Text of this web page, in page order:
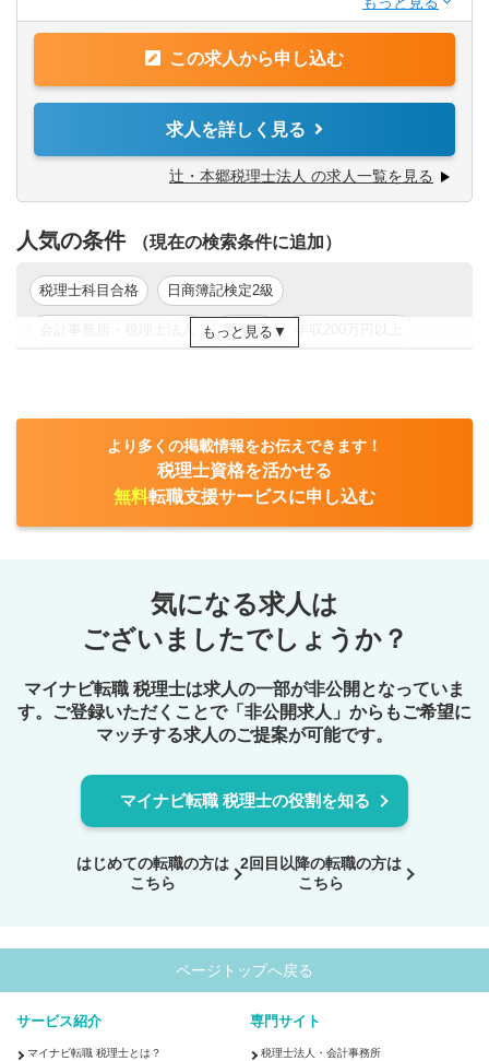
⑤公認会計士
※税務業務未経験会計士の方も歓迎いたします！！
【求める人物像】
■税務・会計にとどまらず、総合的な観点から経営コンサル
ティングに携りたい方
■経験・能力をフルに発揮できる環境で働きたい方
【法人全体の特色】
■業界トップレベルの規模でお客様に対してサービス提供し
ています。
税務・会計に関わる様々な分野のエキスパートが集結し、
案件によっては、互いにチームを組んで業務を進めること
一般企業をはじめ、医療法人、公益法人、社会福祉法人、
税務・会計サービスを提供しています。
この求人から申し込む
求人を詳しく見る
辻・本郷税理士法人 の求人一覧を見る
人気の条件 （現在の検索条件に追加）
税理士科目合格 日商簿記検定2級
新卒可
もっと見る
より多くの掲載情報をお伝えできます！
税理士資格を活かせる
無料転職支援サービスに申し込む
気になる求人は
ございましたでしょうか？
マイナビ転職 税理士は求人の一部が非公開となっていま
す。ご登録いただくことで「非公開求人」からもご希望に
マッチする求人のご提案が可能です。
マイナビ転職 税理士の役割を知る
はじめての転職の方は
こちら
2回目以降の転職の方は
こちら
ページトップへ戻る
サービス紹介
マイナビ転職 税理士とは？
専門サイト
税理士法人・会計事務所